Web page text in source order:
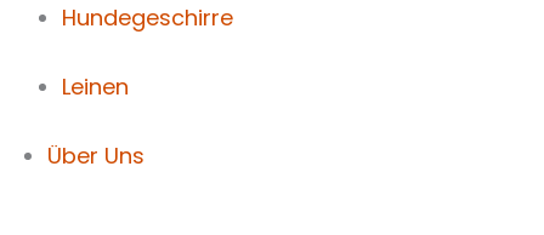
Hundegeschirre
Leinen
Über Uns